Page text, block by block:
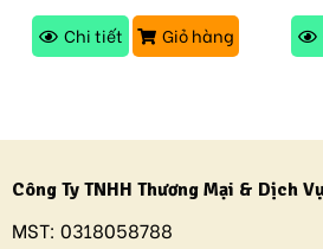
Chi tiết
Giỏ hàng
Công Ty TNHH Thương Mại & Dịch
MST: 0318058788